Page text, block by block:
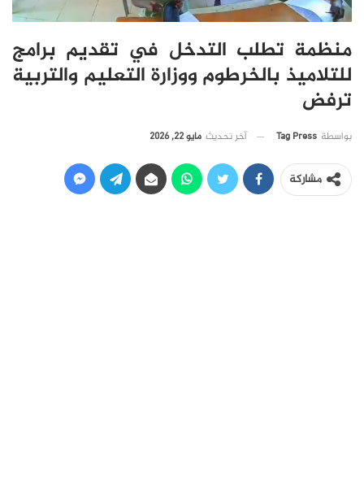
منظمة تطلب التدخل في تقديم برامج
للتلاميذ بالخرطوم ووزارة التعليم والتربية
ترفض
بواسطة Tag Press آخر تحديث مايو 22, 2026
مشاركة